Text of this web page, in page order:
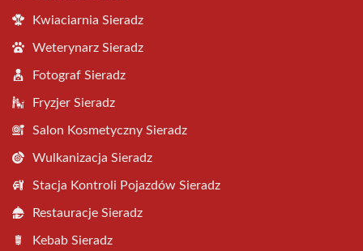
Kwiaciarnia Sieradz
Weterynarz Sieradz
Fotograf Sieradz
Fryzjer Sieradz
Salon Kosmetyczny Sieradz
Wulkanizacja Sieradz
Stacja Kontroli Pojazdów Sieradz
Restauracje Sieradz
Kebab Sieradz